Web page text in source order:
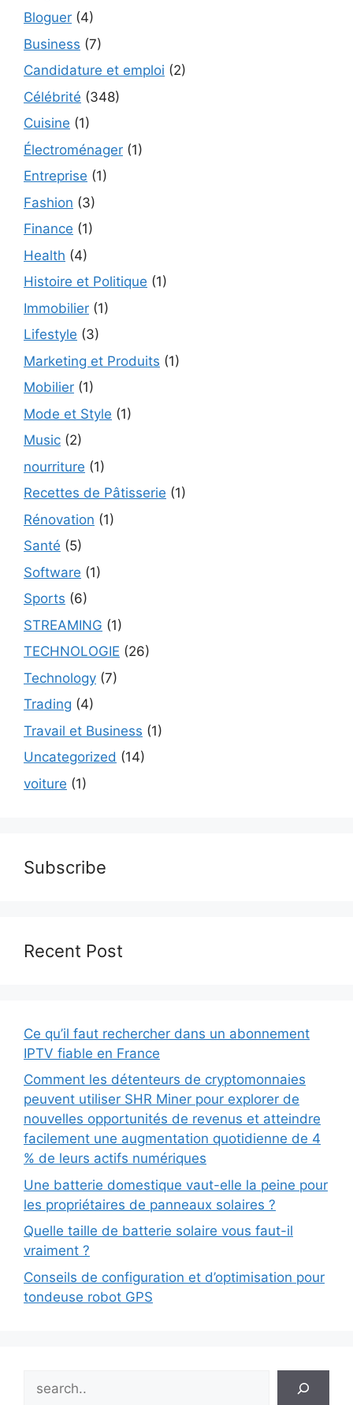
Bloguer (4)
Business (7)
Candidature et emploi (2)
Célébrité (348)
Cuisine (1)
Électroménager (1)
Entreprise (1)
Fashion (3)
Finance (1)
Health (4)
Histoire et Politique (1)
Immobilier (1)
Lifestyle (3)
Marketing et Produits (1)
Mobilier (1)
Mode et Style (1)
Music (2)
nourriture (1)
Recettes de Pâtisserie (1)
Rénovation (1)
Santé (5)
Software (1)
Sports (6)
STREAMING (1)
TECHNOLOGIE (26)
Technology (7)
Trading (4)
Travail et Business (1)
Uncategorized (14)
voiture (1)
Subscribe
Recent Post
Ce qu’il faut rechercher dans un abonnement
IPTV fiable en France
Comment les détenteurs de cryptomonnaies
peuvent utiliser SHR Miner pour explorer de
nouvelles opportunités de revenus et atteindre
facilement une augmentation quotidienne de 4
% de leurs actifs numériques
Une batterie domestique vaut-elle la peine pour
les propriétaires de panneaux solaires ?
Quelle taille de batterie solaire vous faut-il
vraiment ?
Conseils de configuration et d’optimisation pour
tondeuse robot GPS